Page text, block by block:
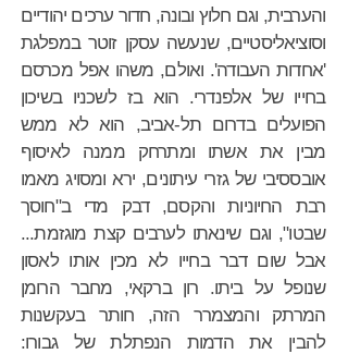
והערבית, וגם חלוץ ובונה, חדור ערכים יהודיים
וסוציאליסטיים, שנעשה עסקן זוטר במפלגת
'אחדות העבודה'. ואולם, משהו אפל מכרסם
בחייו של אלפנדרי. הוא בז לשכניו בשיכון
הפועלים בדרום תל-אביב, הוא לא ממש
מבין את אשתו ומתרחק ממנה לאיסוף
אובססיבי של גזרי עיתונים, ירא ומסויג מאמו
רבת החיוניות והקסם, דבק מדי ב"חוסך
שבטו", וגם שינאתו לערבים קצת מוגזמת...
אבל שום דבר בחייו לא מכין אותו לאסון
שנופל על ביתו. רון ברקאי, מחבר הרומן
המרתק והמצמרר הזה, חותר בעקשנות
להבין את הדמות הנפתלת של גבורו: